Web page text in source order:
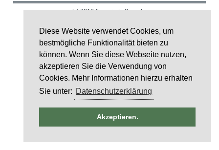
Diese Website verwendet Cookies, um
bestmögliche Funktionalität bieten zu
können. Wenn Sie diese Webseite nutzen,
akzeptieren Sie die Verwendung von
Cookies. Mehr Informationen hierzu erhalten
Sie unter: Datenschutzerklärung
Akzeptieren.
(c) 2018 Gemeinde Rumohr.
Layoutcredit by HTML5 UP